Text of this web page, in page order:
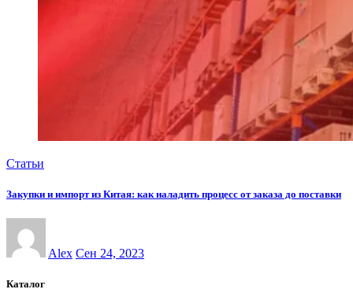
Статьи
Закупки и импорт из Китая: как наладить процесс от заказа до поставки
Alex Сен 24, 2023
Каталог